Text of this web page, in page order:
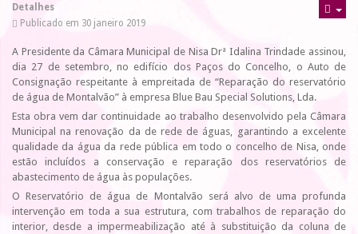
Detalhes
Publicado em 30 janeiro 2019
A Presidente da Câmara Municipal de Nisa Drª Idalina Trindade assinou,
dia 27 de setembro, no edifício dos Paços do Concelho, o Auto de
Consignação respeitante à empreitada de “Reparação do reservatório
de água de Montalvão” à empresa Blue Bau Special Solutions, Lda.
Esta obra vem dar continuidade ao trabalho desenvolvido pela Câmara
Municipal na renovação da de rede de águas, garantindo a excelente
qualidade da água da rede pública em todo o concelho de Nisa, onde
estão incluídos a conservação e reparação dos reservatórios de
abastecimento de água às populações.
O Reservatório de água de Montalvão será alvo de uma profunda
intervenção em toda a sua estrutura, com trabalhos de reparação do
interior, desde a impermeabilização até à substituição da coluna de